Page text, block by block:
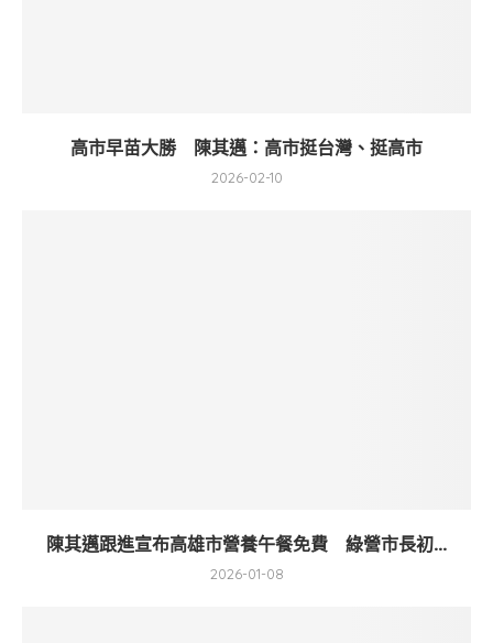
高市早苗大勝 陳其邁：高市挺台灣、挺高市
2026-02-10
陳其邁跟進宣布高雄市營養午餐免費 綠營市長初...
2026-01-08